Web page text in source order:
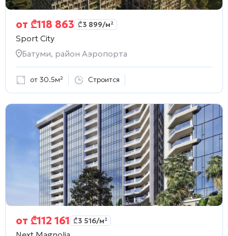
от ₾118 863 ₾3 899/м²
Sport City
Батуми, район Аэропорта
от 30.5м² Строится
от ₾112 161 ₾3 516/м²